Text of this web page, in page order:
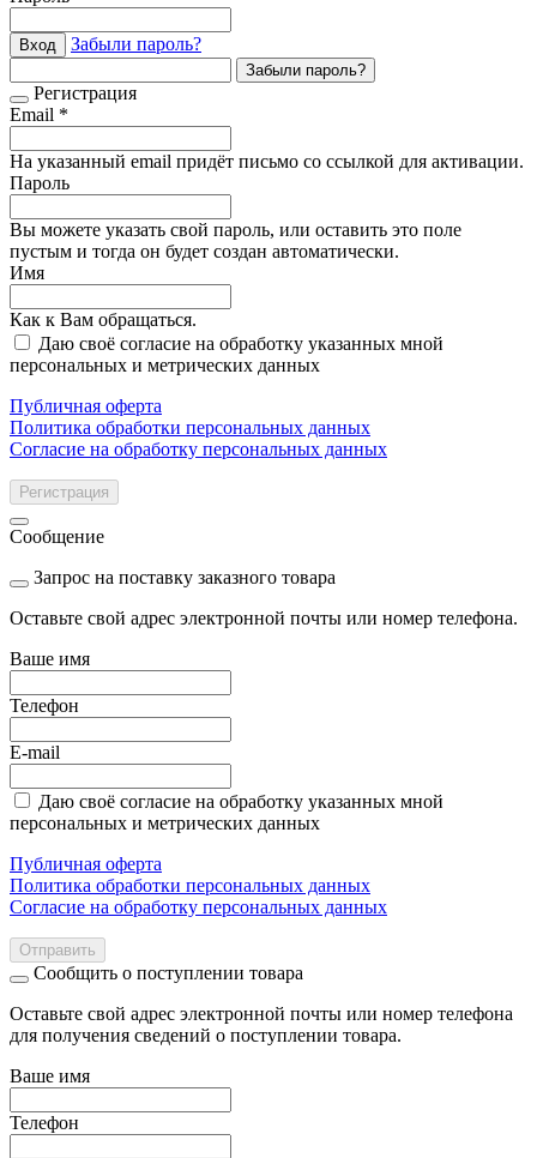
Вход Забыли пароль?
Забыли пароль?
Регистрация
Email *
На указанный email придёт письмо со ссылкой для активации.
Пароль
Вы можете указать свой пароль, или оставить это поле
пустым и тогда он будет создан автоматически.
Имя
Как к Вам обращаться.
Даю своё согласие на обработку указанных мной
персональных и метрических данных
Публичная оферта
Политика обработки персональных данных
Согласие на обработку персональных данных
Регистрация
Сообщение
Запрос на поставку заказного товара
Оставьте свой адрес электронной почты или номер телефона.
Ваше имя
Телефон
E-mail
Даю своё согласие на обработку указанных мной
персональных и метрических данных
Публичная оферта
Политика обработки персональных данных
Согласие на обработку персональных данных
Отправить
Сообщить о поступлении товара
Оставьте свой адрес электронной почты или номер телефона
для получения сведений о поступлении товара.
Ваше имя
Телефон